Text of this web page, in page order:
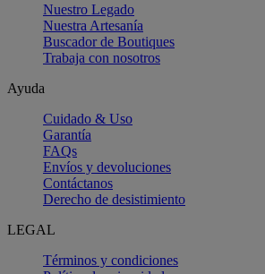
Nuestro Legado
Nuestra Artesanía
Buscador de Boutiques
Trabaja con nosotros
Ayuda
Cuidado & Uso
Garantía
FAQs
Envíos y devoluciones
Contáctanos
Derecho de desistimiento
LEGAL
Términos y condiciones